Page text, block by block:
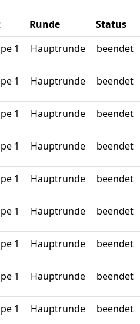
Runde Status
1 Hauptrunde beendet
1 Hauptrunde beendet
1 Hauptrunde beendet
1 Hauptrunde beendet
1 Hauptrunde beendet
1 Hauptrunde beendet
1 Hauptrunde beendet
1 Hauptrunde beendet
1 Hauptrunde beendet